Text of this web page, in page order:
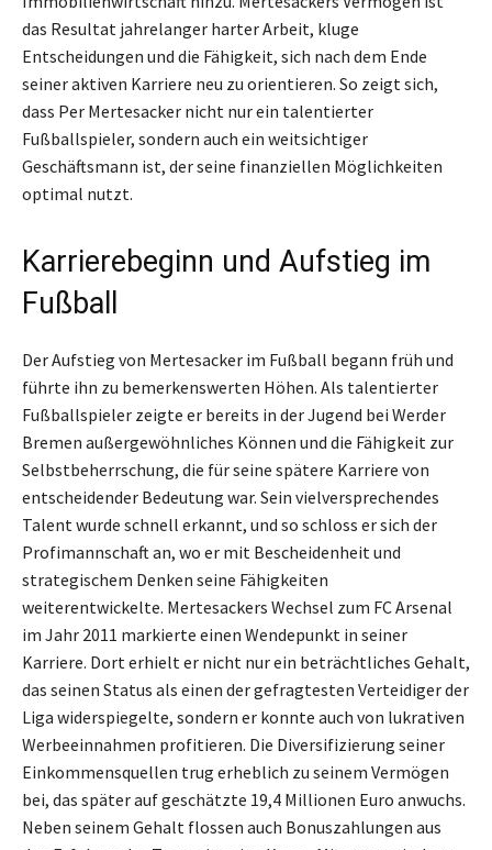
das Resultat jahrelanger harter Arbeit, kluge
Entscheidungen und die Fähigkeit, sich nach dem Ende
seiner aktiven Karriere neu zu orientieren. So zeigt sich,
dass Per Mertesacker nicht nur ein talentierter
Fußballspieler, sondern auch ein weitsichtiger
Geschäftsmann ist, der seine finanziellen Möglichkeiten
optimal nutzt.
Karrierebeginn und Aufstieg im
Fußball
Der Aufstieg von Mertesacker im Fußball begann früh und
führte ihn zu bemerkenswerten Höhen. Als talentierter
Fußballspieler zeigte er bereits in der Jugend bei Werder
Bremen außergewöhnliches Können und die Fähigkeit zur
Selbstbeherrschung, die für seine spätere Karriere von
entscheidender Bedeutung war. Sein vielversprechendes
Talent wurde schnell erkannt, und so schloss er sich der
Profimannschaft an, wo er mit Bescheidenheit und
strategischem Denken seine Fähigkeiten
weiterentwickelte. Mertesackers Wechsel zum FC Arsenal
im Jahr 2011 markierte einen Wendepunkt in seiner
Karriere. Dort erhielt er nicht nur ein beträchtliches Gehalt,
das seinen Status als einen der gefragtesten Verteidiger der
Liga widerspiegelte, sondern er konnte auch von lukrativen
Werbeeinnahmen profitieren. Die Diversifizierung seiner
Einkommensquellen trug erheblich zu seinem Vermögen
bei, das später auf geschätzte 19,4 Millionen Euro anwuchs.
Neben seinem Gehalt flossen auch Bonuszahlungen aus